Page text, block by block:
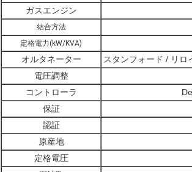
ガスエンジン
結合方法
定格電力(kW/KVA)
オルタネーター
スタンフォード / リロ
電圧調整
コントローラ
保証
認証
原産地
定格電圧